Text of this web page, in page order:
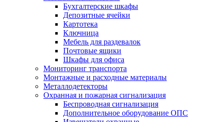
Бухгалтерские шкафы
Депозитные ячейки
Картотека
Ключница
Мебель для раздевалок
Почтовые ящики
Шкафы для офиса
Мониторинг транспорта
Монтажные и расходные материалы
Металлодетекторы
Охранная и пожарная сигнализация
Беспроводная сигнализация
Дополнительное оборудование ОПС